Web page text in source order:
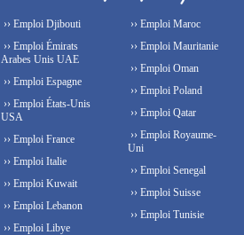
›› Emploi Djibouti
›› Emploi Émirats
Arabes Unis UAE
›› Emploi Espagne
›› Emploi États-Unis
USA
›› Emploi France
›› Emploi Italie
›› Emploi Kuwait
›› Emploi Lebanon
›› Emploi Libye
›› Emploi Maroc
›› Emploi Mauritanie
›› Emploi Oman
›› Emploi Poland
›› Emploi Qatar
›› Emploi Royaume-
Uni
›› Emploi Senegal
›› Emploi Suisse
›› Emploi Tunisie